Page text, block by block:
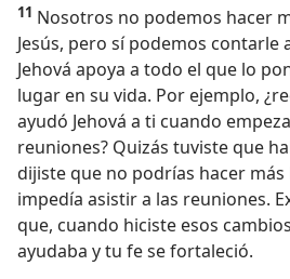
11 Nosotros no podemos hacer
Jesús, pero sí podemos contarle
Jehová apoya a todo el que lo
lugar en su vida. Por ejemplo,
ayudó Jehová a ti cuando
reuniones? Quizás tuviste que
dijiste que no podrías hacer
impedía asistir a las reuniones.
que, cuando hiciste esos
ayudaba y tu fe se fortaleció.